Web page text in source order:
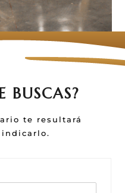
BUSCAS?
te resultará